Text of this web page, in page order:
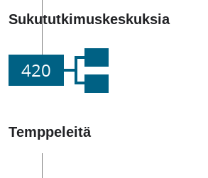
Sukututkimuskeskuksia
420
Temppeleitä